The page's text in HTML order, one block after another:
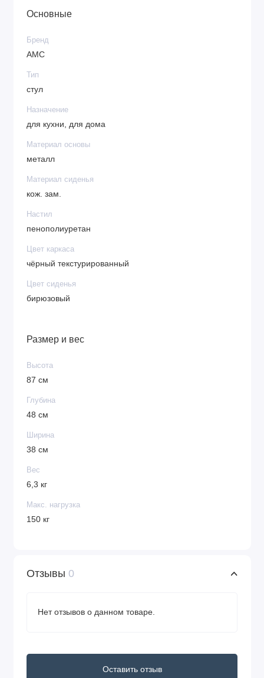
Основные
Бренд
АМС
Тип
стул
Назначение
для кухни, для дома
Материал основы
металл
Материал сиденья
кож. зам.
Настил
пенополиуретан
Цвет каркаса
чёрный текстурированный
Цвет сиденья
бирюзовый
Размер и вес
Высота
87 см
Глубина
48 см
Ширина
38 см
Вес
6,3 кг
Макс. нагрузка
150 кг
Отзывы 0
Нет отзывов о данном товаре.
Оставить отзыв